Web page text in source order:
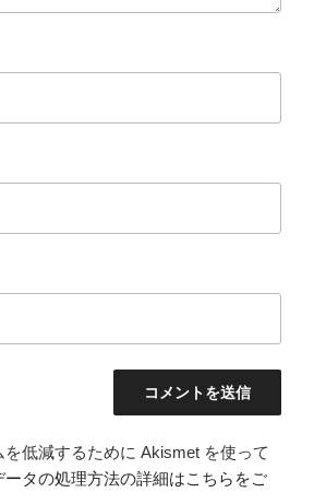
低減するために Akismet を使って
ータの処理方法の詳細はこちらをご